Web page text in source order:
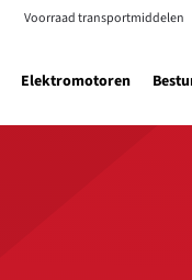
Voorraad transportmiddelen
Elektromotoren